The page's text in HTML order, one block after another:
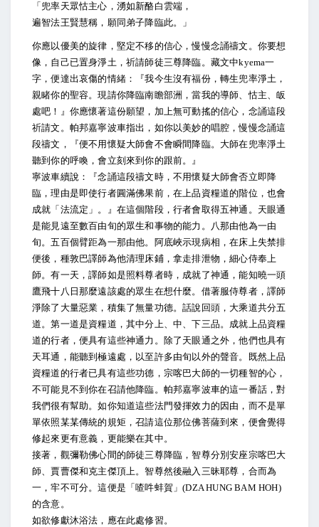
「兜率天眾怙主心，湧如新酪白雲端，
遍智法王賢慧稱，願同弟子降臨此。」
你應以優美的旋律，堅定不移的信心，慢慢念誦禱文。你要想
像，自己已置身淨土，祈請師徒三尊降臨。藏文中kyema一
字，便達出哀傷的情緒：『我今生沒有福份，轉生兜率淨土，
親睹你的聖容。現請你降臨南瞻部洲，當我的導師、怙主、皈
處吧！』你應懷著這份願望，加上無可動搖的信心，念誦這段
祈請文。帕邦嘉寧波車指出，如你以美妙的唱腔，慢慢念誦這
段禱文，『便不用懷疑大師會不會瞬間降臨。大師在兜率淨土
聽到你的呼喚，會立刻來到你的跟前。』
寧波車續說：『念誦這段禱文時，不用懷疑大師會否立即降
臨，理由是即使行者圓滿佛果前，在上品資糧道的階位，也會
成就「法流定」。』在這個階段，行者會取得五神通。天眼通
是能見遠至數百由旬的眾生和事物的能力。八那由他為一由
旬。五百個臂距為一那由他。阿底峽示現病相，在床上失禁排
便後，種敦巴譯師為他清理床鋪，拿走排泄物，細心侍奉上
師。有一天，譯師如是照料尊者時，成就了神通，能知曉一頭
鷹飛十八日那麼遠該處的眾生在想什麼。借著服侍尊者，譯師
淨除了大量惡業，積集了無量功德。話說回頭，大乘道共分五
道。第一道是資糧道，其中分上、中、下三品。成就上品資糧
道的行者，便具有這些神通力。除了天眼通之外，他們也具有
天耳通，能聽到極遠處，以至許多由旬以外的聲音。既然上品
資糧道的行者已具有這些功德，宗喀巴大師的一切種智的心，
不可能見不到你在召請他降臨。帕邦嘉寧波車的這一番話，對
我們很有幫助。如你知道這些法門發揮效力的因由，而不是單
單依照某某傳統的規矩，召請這位那位佛菩薩到來，便會覺得
修起來更有意義，更能樂在其中。
接著，觀彌勒佛心間的師徒三尊降臨，智尊分別安座宗喀巴大
師、賈曹傑和克主傑頂上。智尊然後融入三昧耶尊，合而為
一，牢不可分。這便是「喳吽蚌賀」(DZA HUNG BAM HOH)
的含意。
如欲修獻沐浴法，應在此處修習。